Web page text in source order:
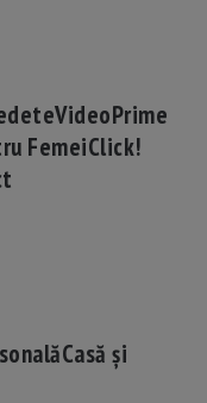
VideoPrime
FemeiClick!
Casă și